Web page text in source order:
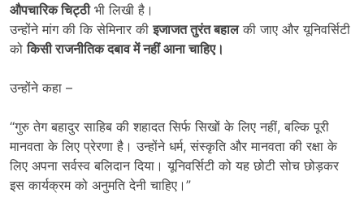
औपचारिक चिट्ठीभी लिखी है।
उन्होंने मांग की कि सेमिनार कीइजाजत तुरंत बहालकी जाए और यूनिवर्सिटी
कोकिसी राजनीतिक दबाव में नहीं आना चाहिए।
उन्होंने कहा –
“गुरु तेग बहादुर साहिब की शहादत सिर्फ सिखों के लिए नहीं, बल्कि पूरी
मानवता के लिए प्रेरणा है। उन्होंने धर्म, संस्कृति और मानवता की रक्षा के
लिए अपना सर्वस्व बलिदान दिया। यूनिवर्सिटी को यह छोटी सोच छोड़कर
इस कार्यक्रम को अनुमति देनी चाहिए।”